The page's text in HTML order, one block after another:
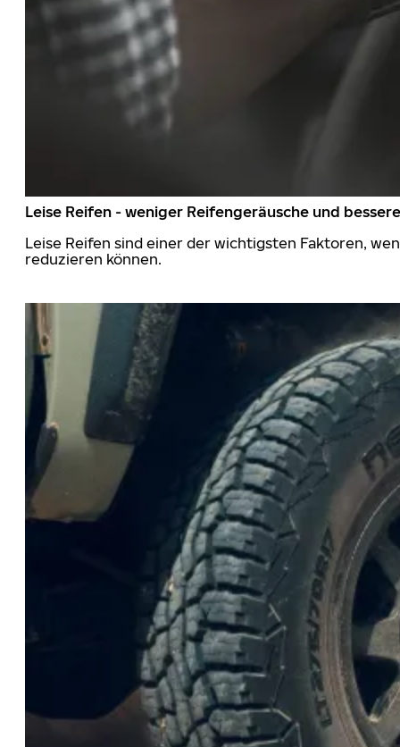
Leise Reifen - weniger Reifengeräusche und
Leise Reifen sind einer der wichtigsten Faktoren,
reduzieren können.